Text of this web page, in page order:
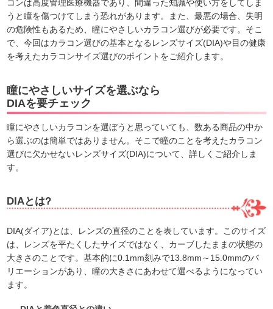
コンは高度管理医療機器であり、間違った知識や使い方をしてしま
うと瞳を傷つけてしまう恐れがあります。また、最悪の場合、失明
の危険性もあるため、瞳にやさしいカラコン選びが必要です。そこ
で、今回はカラコン選びの基本となるレンズサイズ(DIA)や目の健康
を考えたカラコンサイズ選びのポイントをご紹介します。
瞳にやさしいサイズを選ぶなら
DIAを要チェック
瞳にやさしいカラコンを選ぼうと思っていても、数ある商品の中か
ら選ぶのは簡単ではありません。そこで瞳のことを考えたカラコン
選びに欠かせないレンズサイズ(DIA)について、詳しくご紹介しま
す。
DIAとは?
DIA(ダイア)とは、レンズの直径のことを表しています。このサイズ
は、レンズを平たくしたサイズではなく、カーブしたままの状態の
大きさのことです。基本的に0.1mm刻みで13.8mm～15.0mmのバ
リエーションがあり、瞳の大きさにあわせて選べるようになってい
ます。